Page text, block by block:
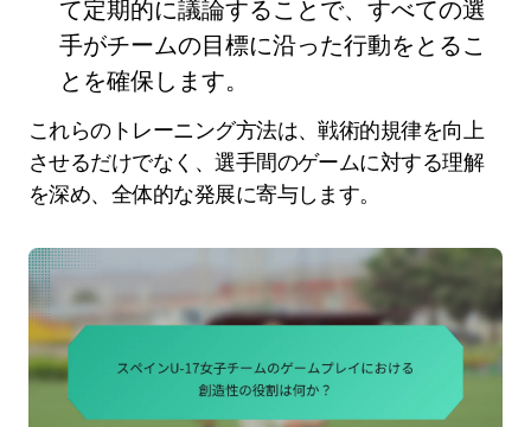
て定期的に議論することで、すべての選
手がチームの目標に沿った行動をとるこ
とを確保します。
これらのトレーニング方法は、戦術的規律を向上
させるだけでなく、選手間のゲームに対する理解
を深め、全体的な発展に寄与します。